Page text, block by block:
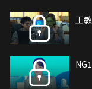
王
NG1